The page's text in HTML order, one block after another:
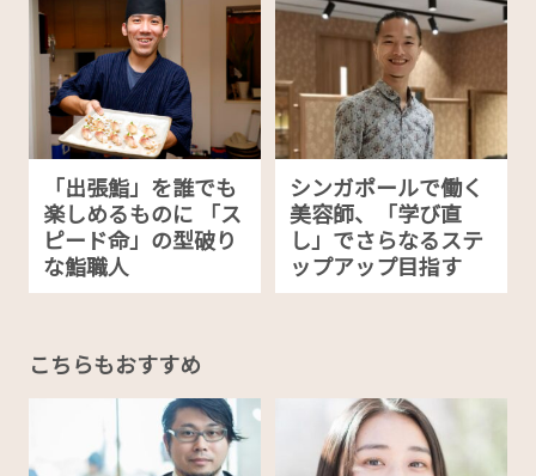
「出張鮨」を誰でも
楽しめるものに 「ス
ピード命」の型破り
な鮨職人
シンガポールで働く
美容師、「学び直
し」でさらなるステ
ップアップ目指す
こちらもおすすめ